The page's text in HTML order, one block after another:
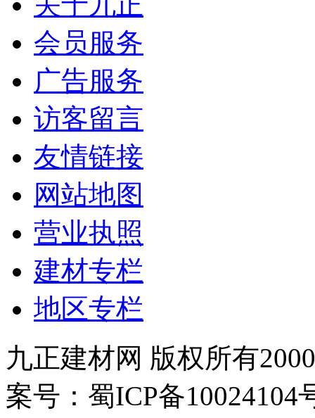
会员服务
广告服务
访客留言
友情链接
网站地图
营业执照
建材专栏
地区专栏
九正建材网 版权所有
案号：蜀ICP备